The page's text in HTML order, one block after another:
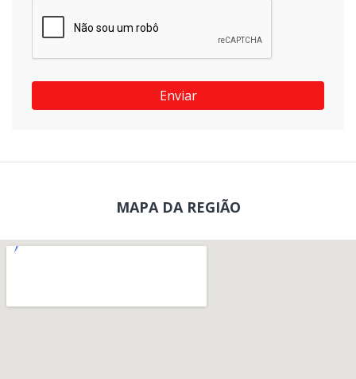
Enviar
MAPA DA REGIÃO